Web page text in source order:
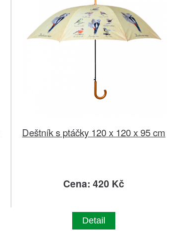
Deštník s ptáčky 120 x 120 x 95 cm
Cena: 420 Kč
Detail